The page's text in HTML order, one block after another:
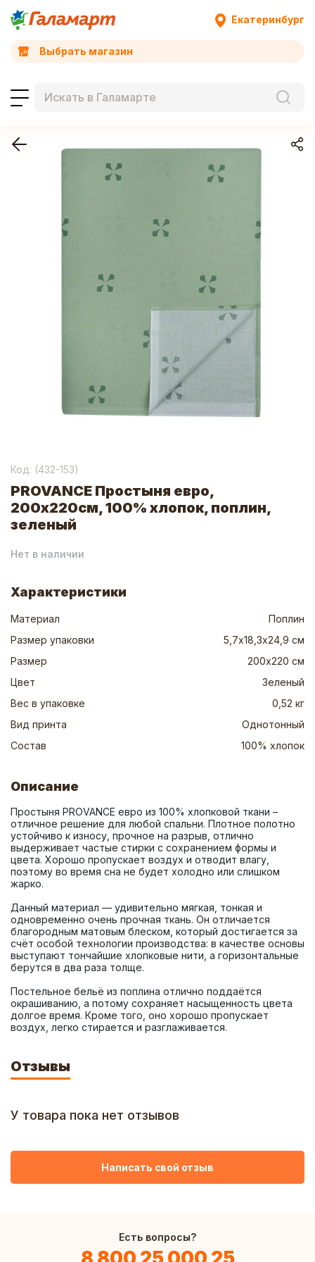
Екатеринбург
Выбрать магазин
Код: (432-153)
PROVANCE Простыня евро,
200х220см, 100% хлопок, поплин,
зеленый
Нет в наличии
Характеристики
Материал
Поплин
Размер упаковки
5,7х18,3х24,9 см
Размер
200х220 см
Цвет
Зеленый
Вес в упаковке
0,52 кг
Вид принта
Однотонный
Состав
100% хлопок
Описание
Простыня PROVANCE евро из 100% хлопковой ткани –
отличное решение для любой спальни. Плотное полотно
устойчиво к износу, прочное на разрыв, отлично
выдерживает частые стирки с сохранением формы и
цвета. Хорошо пропускает воздух и отводит влагу,
поэтому во время сна не будет холодно или слишком
Данный материал — удивительно мягкая, тонкая и
одновременно очень прочная ткань. Он отличается
благородным матовым блеском, который достигается за
счёт особой технологии производства: в качестве основы
выступают тончайшие хлопковые нити, а горизонтальные
Постельное бельё из поплина отлично поддаётся
окрашиванию, а потому сохраняет насыщенность цвета
долгое время. Кроме того, оно хорошо пропускает
воздух, легко стирается и разглаживается.
Отзывы
У товара пока нет отзывов
Написать свой отзыв
Есть вопросы?